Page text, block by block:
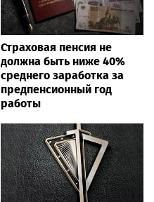
Страховая пенсия не
должна быть ниже 40%
среднего заработка за
предпенсионный год
работы